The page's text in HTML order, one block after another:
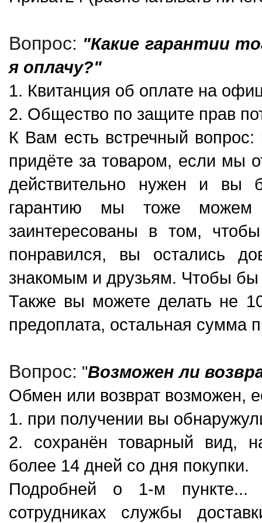
Вопрос: "Какие гарантии
я оплачу?"
1. Квитанция об оплате на
2. Общество по защите прав
К Вам есть встречный вопрос:
придёте за товаром, если мы
действительно нужен и вы
гарантию мы тоже
заинтересованы в том,
понравился, вы остались
знакомым и друзьям. Чтобы бы
Также вы можете делать не
предоплата, остальная сумма
Вопрос: "Возможен ли
Обмен или возврат возможен,
1. при получении вы
2. сохранён товарный вид,
более 14 дней со дня покупки.
Подробней о 1-м
сотрудниках службы